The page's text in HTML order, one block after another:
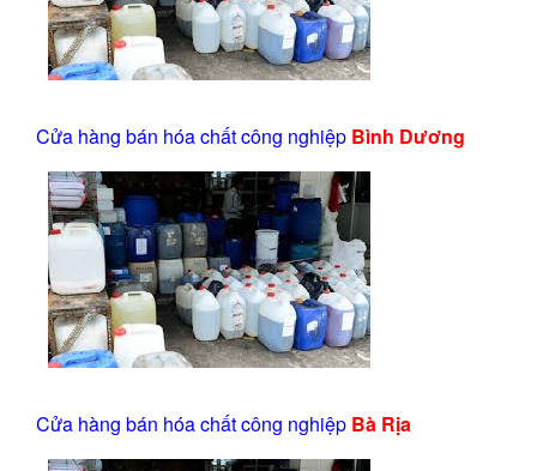
Cửa hàng bán hóa chất công nghiệp Bình Dương
Cửa hàng bán hóa chất công nghiệp Bà Rịa